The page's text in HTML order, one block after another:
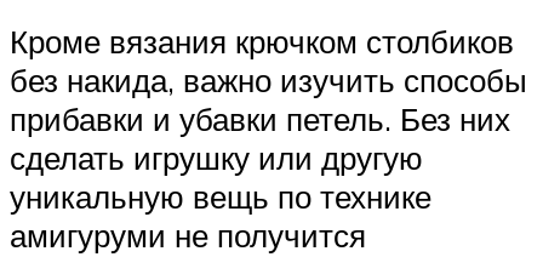
Кроме вязания крючком столбиков
без накида, важно изучить способы
прибавки и убавки петель. Без них
сделать игрушку или другую
уникальную вещь по технике
амигуруми не получится